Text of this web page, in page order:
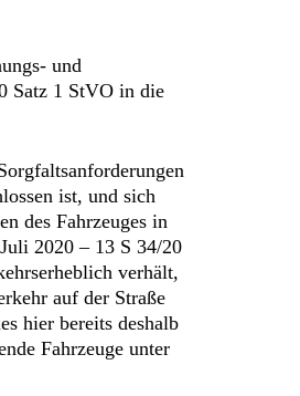
und
Satz 1 StVO in die
ist, und sich
des Fahrzeuges in
2020 – 13 S 34/20
verhält,
auf der Straße
hier bereits deshalb
Fahrzeuge unter